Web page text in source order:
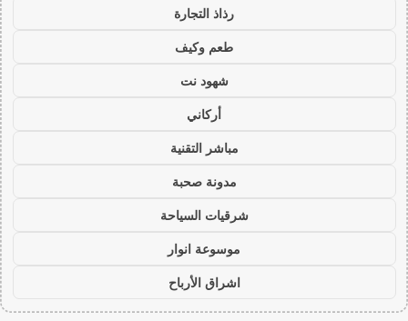
رذاذ التجارة
طعم وكيف
شهود نت
أركاني
مباشر التقنية
مدونة صحبة
شرقيات السياحة
موسوعة انوار
اشراق الأرباح